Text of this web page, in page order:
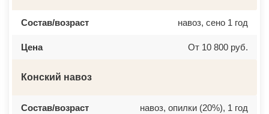
Состав/возраст навоз, сено 1 год
Цена От 10 800 руб.
Конский навоз
Состав/возраст навоз, опилки (20%), 1 год